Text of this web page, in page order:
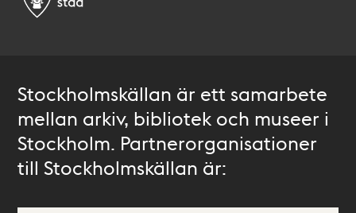
Stockholmskällan är ett samarbete
mellan arkiv, bibliotek och museer i
Stockholm. Partnerorganisationer
till Stockholmskällan är: